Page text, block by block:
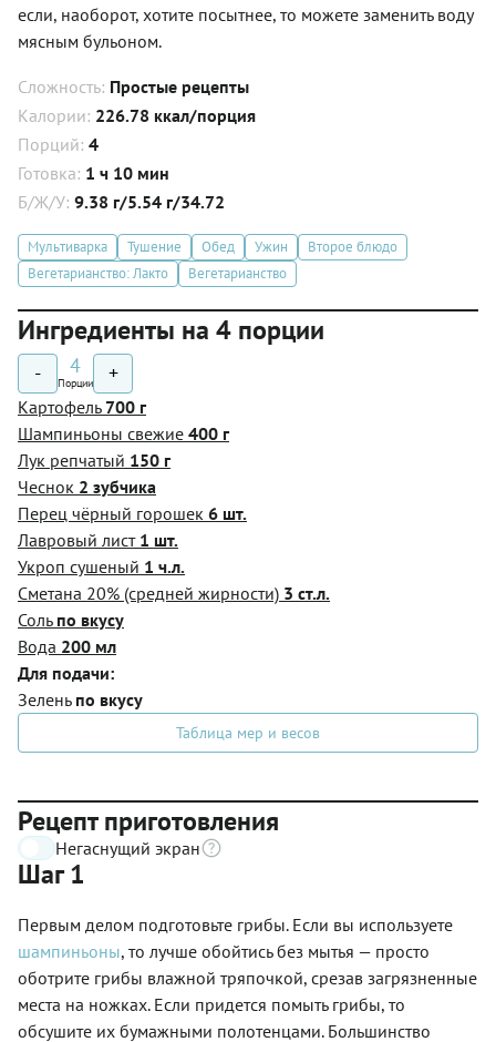
если, наоборот, хотите посытнее, то можете заменить воду
мясным бульоном.
Сложность: Простые рецепты
Калории: 226.78 ккал/порция
Порций: 4
Готовка: 1 ч 10 мин
Б/Ж/У: 9.38 г/5.54 г/34.72
Мультиварка Тушение Обед Ужин
Второе блюдо
Вегетарианство: Лакто
Вегетарианство
Ингредиенты на 4 порции
- 4
Порции +
Картофель 700 г
Шампиньоны свежие 400 г
Лук репчатый 150 г
Чеснок 2 зубчика
Перец чёрный горошек 6 шт.
Лавровый лист 1 шт.
Укроп сушеный 1 ч.л.
Сметана 20% (средней жирности) 3 ст.л.
Соль по вкусу
Вода 200 мл
Для подачи:
Зелень по вкусу
Таблица мер и весов
Рецепт приготовления
Негаснущий экран
Шаг 1
Первым делом подготовьте грибы. Если вы используете
шампиньоны, то лучше обойтись без мытья — просто
оботрите грибы влажной тряпочкой, срезав загрязненные
места на ножках. Если придется помыть грибы, то
обсушите их бумажными полотенцами. Большинство